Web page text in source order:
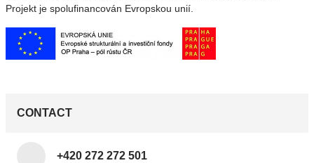
Projekt je spolufinancován Evropskou unií.
CONTACT
+420 272 272 501